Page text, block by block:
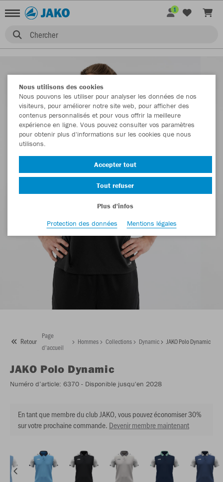
Chercher
1
Retour
Page
d'accueil
Hommes Collections Dynamic JAKO Polo Dynamic
JAKO Polo Dynamic
Numéro d’article: 6370 - Disponible jusqu'en 2028
En tant que membre du club JAKO, vous pouvez économiser 30%
sur votre prochaine commande. Devenir membre maintenant
Nous utilisons des cookies
Nous pouvons les utiliser pour analyser les données de nos
visiteurs, pour améliorer notre site web, pour afficher des
contenus personnalisés et pour vous offrir la meilleure
expérience en ligne. Vous pouvez consulter vos paramètres
pour obtenir plus d'informations sur les cookies que nous
utilisons.
Accepter tout
Tout refuser
Plus d'infos
Protection des données
Mentions légales